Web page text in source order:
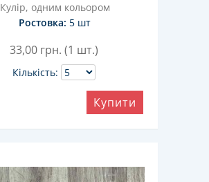
Кулір, одним кольором
Ростовка: 5 шт
33,00 грн. (1 шт.)
Кількість:
Купити